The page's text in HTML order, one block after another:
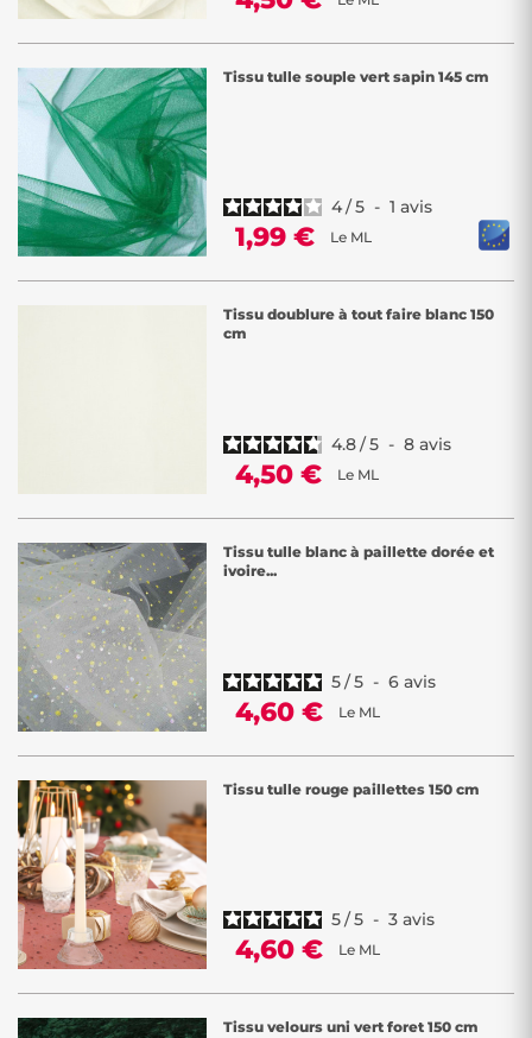
Tissu tulle souple vert sapin 145 cm
4/5 - 1 avis
1,99 € Le ML
Tissu doublure à tout faire blanc 150
cm
4.8/5 - 8 avis
4,50 € Le ML
Tissu tulle blanc à paillette dorée et
ivoire...
5/5 - 6 avis
4,60 € Le ML
Tissu tulle rouge paillettes 150 cm
5/5 - 3 avis
4,60 € Le ML
Tissu velours uni vert foret 150 cm